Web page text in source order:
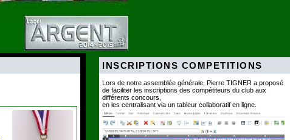
INSCRIPTIONS COMPETITIONS
Lors de notre assemblée générale, Pierre TIGNER a proposé
de faciliter les inscriptions des compétiteurs du club aux
différents concours,
en les centralisant via un tableur collaboratif en ligne.